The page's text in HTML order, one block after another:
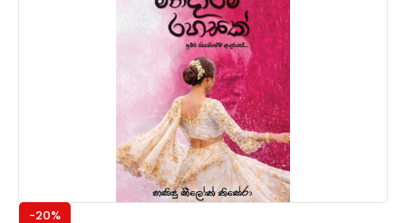
-20%